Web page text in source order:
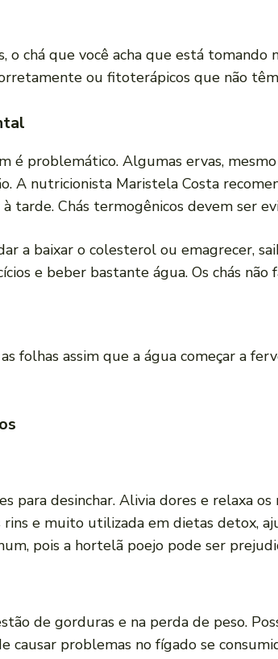
o chá que você acha que está
ou fitoterápicos que não
é problemático. Algumas ervas,
A nutricionista Maristela Costa
tarde. Chás termogênicos devem ser
a baixar o colesterol ou emagrecer,
e beber bastante água. Os chás não
folhas assim que a água começar a
para desinchar. Alivia dores e relaxa
e muito utilizada em dietas detox,
pois a hortelã poejo pode ser
de gorduras e na perda de peso.
causar problemas no fígado se